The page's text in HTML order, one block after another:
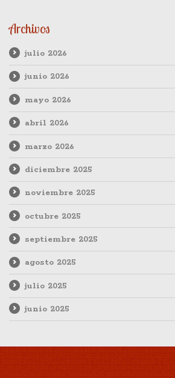
Archivos
julio 2026
junio 2026
mayo 2026
abril 2026
marzo 2026
diciembre 2025
noviembre 2025
octubre 2025
septiembre 2025
agosto 2025
julio 2025
junio 2025